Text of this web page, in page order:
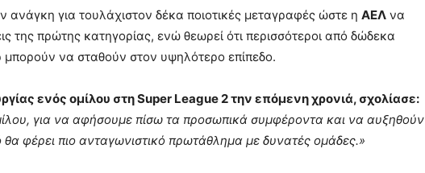
ανάγκη για τουλάχιστον δέκα ποιοτικές μεταγραφές ώστε η ΑΕΛ να
της πρώτης κατηγορίας, ενώ θεωρεί ότι περισσότεροι από δώδεκα
μπορούν να σταθούν στον υψηλότερο επίπεδο.
ενός ομίλου στη Super League 2 την επόμενη χρονιά, σχολίασε:
για να αφήσουμε πίσω τα προσωπικά συμφέροντα και να αυξηθούν
φέρει πιο ανταγωνιστικό πρωτάθλημα με δυνατές ομάδες.»